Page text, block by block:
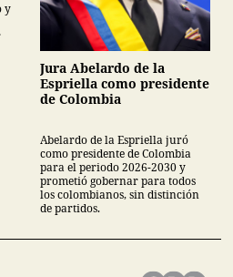
y
Jura Abelardo de la
Espriella como presidente
de Colombia
Abelardo de la Espriella juró
como presidente de Colombia
para el periodo 2026-2030 y
prometió gobernar para todos
los colombianos, sin distinción
de partidos.